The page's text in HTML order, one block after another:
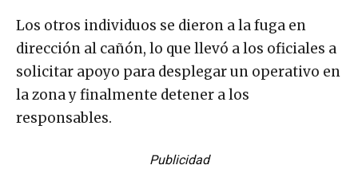
Los otros individuos se dieron a la fuga en
dirección al cañón, lo que llevó a los oficiales a
solicitar apoyo para desplegar un operativo en
la zona y finalmente detener a los
responsables.
Publicidad